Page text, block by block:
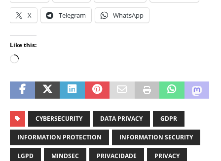
X Telegram WhatsApp
Like this:
CYBERSECURITY DATA PRIVACY GDPR
INFORMATION PROTECTION INFORMATION SECURITY
LGPD MINDSEC PRIVACIDADE PRIVACY